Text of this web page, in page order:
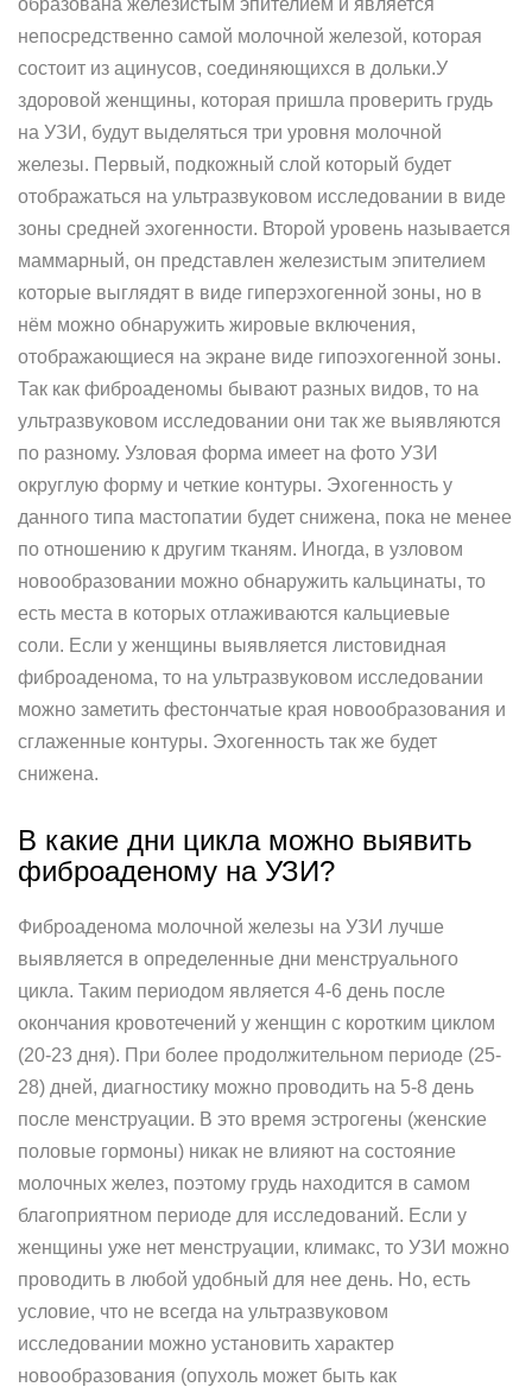
образована железистым эпителием и является
непосредственно самой молочной железой, которая
состоит из ацинусов, соединяющихся в дольки.У
здоровой женщины, которая пришла проверить грудь
на УЗИ, будут выделяться три уровня молочной
железы. Первый, подкожный слой который будет
отображаться на ультразвуковом исследовании в виде
зоны средней эхогенности. Второй уровень называется
маммарный, он представлен железистым эпителием
которые выглядят в виде гиперэхогенной зоны, но в
нём можно обнаружить жировые включения,
отображающиеся на экране виде гипоэхогенной зоны.
Так как фиброаденомы бывают разных видов, то на
ультразвуковом исследовании они так же выявляются
по разному. Узловая форма имеет на фото УЗИ
округлую форму и четкие контуры. Эхогенность у
данного типа мастопатии будет снижена, пока не менее
по отношению к другим тканям. Иногда, в узловом
новообразовании можно обнаружить кальцинаты, то
есть места в которых отлаживаются кальциевые
соли. Если у женщины выявляется листовидная
фиброаденома, то на ультразвуковом исследовании
можно заметить фестончатые края новообразования и
сглаженные контуры. Эхогенность так же будет
снижена.
В какие дни цикла можно выявить
фиброаденому на УЗИ?
Фиброаденома молочной железы на УЗИ лучше
выявляется в определенные дни менструального
цикла. Таким периодом является 4-6 день после
окончания кровотечений у женщин с коротким циклом
(20-23 дня). При более продолжительном периоде (25-
28) дней, диагностику можно проводить на 5-8 день
после менструации. В это время эстрогены (женские
половые гормоны) никак не влияют на состояние
молочных желез, поэтому грудь находится в самом
благоприятном периоде для исследований. Если у
женщины уже нет менструации, климакс, то УЗИ можно
проводить в любой удобный для нее день. Но, есть
условие, что не всегда на ультразвуковом
исследовании можно установить характер
новообразования (опухоль может быть как